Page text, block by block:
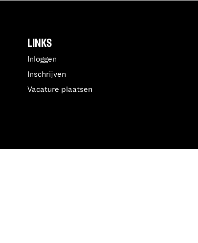
LINKS
Inloggen
Inschrijven
Vacature plaatsen